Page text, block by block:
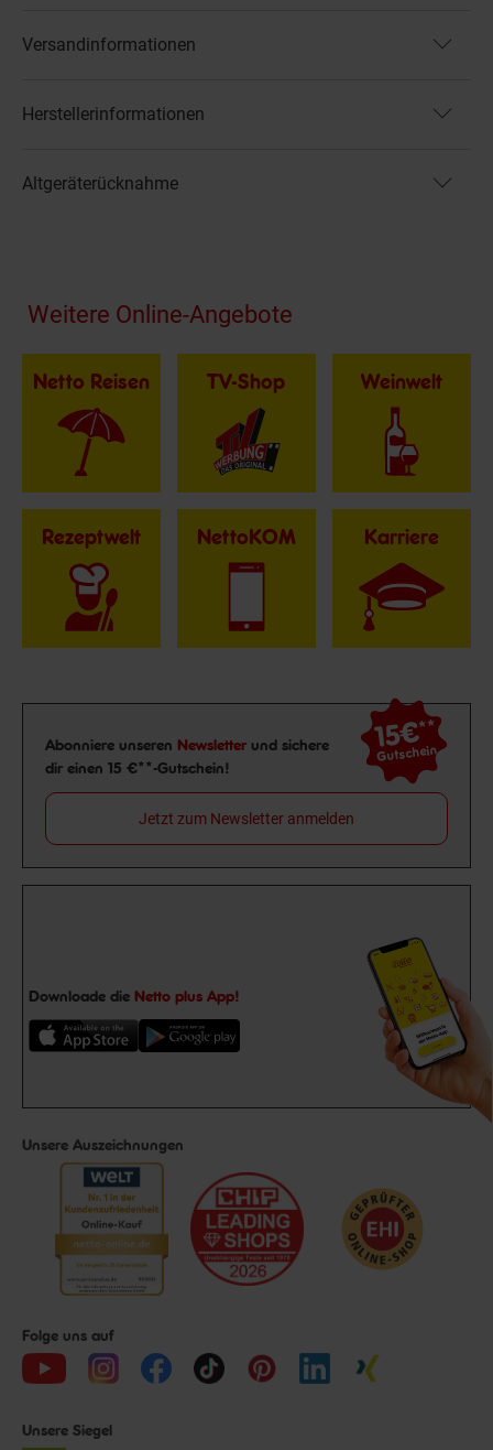
Versandinformationen
Herstellerinformationen
Altgeräterücknahme
Fußzeile
Weitere Online-Angebote
Netto Reisen TV-Shop Weinwelt
Rezeptwelt NettoKOM Karriere
Newsletter Anmeldung
Abonniere unseren Newsletter und sichere
dir einen 15 €**-Gutschein!
15€**
Gutschein
Jetzt zum Newsletter anmelden
Downloade die Netto plus App!
Unsere Auszeichnungen
Folge uns auf
Unsere Siegel